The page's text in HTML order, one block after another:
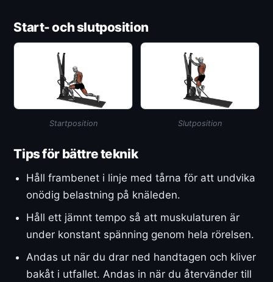
Start- och slutposition
Startposition Slutposition
Tips för bättre teknik
Håll frambenet i linje med tårna för att undvika
onödig belastning på knäleden.
Håll ett jämnt tempo så att muskulaturen är
under konstant spänning genom hela rörelsen.
Andas ut när du drar ned handtagen och kliver
bakåt i utfallet. Andas in när du återvänder till